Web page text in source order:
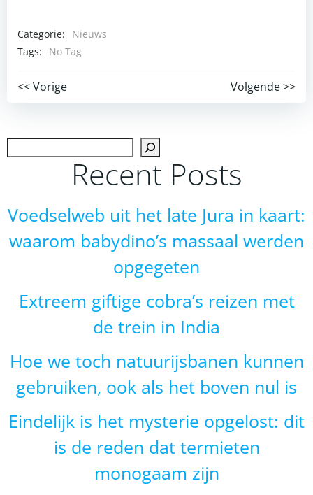
Categorie:
Nieuws
Tags:
No Tag
Post
navigation
<< Vorige
Post
navigation
Volgende >>
Recent Posts
Voedselweb uit het late Jura in kaart:
waarom babydino’s massaal werden
opgegeten
Extreem giftige cobra’s reizen met
de trein in India
Hoe we toch natuurijsbanen kunnen
gebruiken, ook als het boven nul is
Eindelijk is het mysterie opgelost: dit
is de reden dat termieten
monogaam zijn